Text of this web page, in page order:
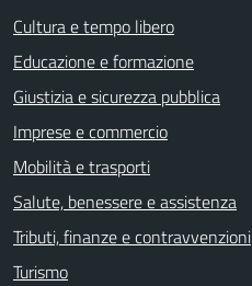
Cultura e tempo libero
Educazione e formazione
Giustizia e sicurezza pubblica
Imprese e commercio
Mobilità e trasporti
Salute, benessere e assistenza
Tributi, finanze e contravvenzioni
Turismo